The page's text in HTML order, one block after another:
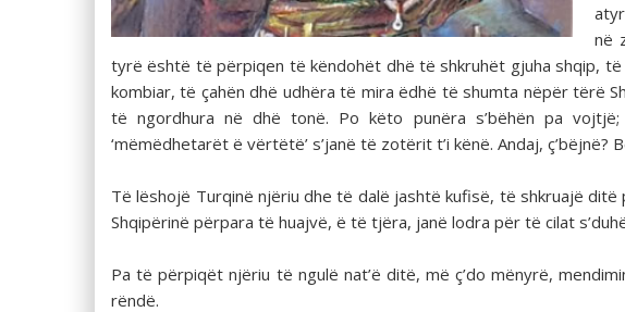
në
tyrë është të përpiqen të këndohët dhë të shkruhët gjuha shqip,
kombiar, të çahën dhë udhëra të mira ëdhë të shumta nëpër tërë
të ngordhura në dhë tonë. Po këto punëra s’bëhën pa
‘mëmëdhetarët ë vërtëtë’ s’janë të zotërit t’i kënë. Andaj,
Të lëshojë Turqinë njëriu dhe të dalë jashtë kufisë, të shkruajë
Shqipërinë përpara të huajvë, ë të tjëra, janë lodra për të cilat
Pa të përpiqët njëriu të ngulë nat’ë ditë, më ç’do mënyrë,
rëndë.